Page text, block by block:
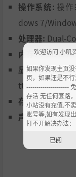
随着冒险推进，
不断扩展的战斗
操作系统: 操作
dows 7/
处理器: Dual-
内存:1 GB RAM
显卡:ATI
tter
存储空间:需要
声卡:DirectX-
欢迎访问 小叽
如果你发现主页
页，如果还是不
---------------------
存活 无任何套路
小站没有充值.不
账号等,如有发现
打不开解决办法：
已阅